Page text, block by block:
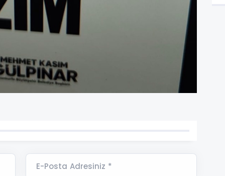
E-Posta Adresiniz *